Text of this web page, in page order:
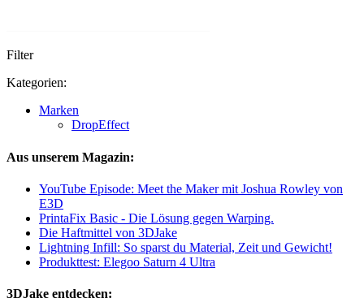
Filter
Kategorien:
Marken
DropEffect
Aus unserem Magazin:
YouTube Episode: Meet the Maker mit Joshua Rowley von
E3D
PrintaFix Basic - Die Lösung gegen Warping.
Die Haftmittel von 3DJake
Lightning Infill: So sparst du Material, Zeit und Gewicht!
Produkttest: Elegoo Saturn 4 Ultra
3DJake entdecken: